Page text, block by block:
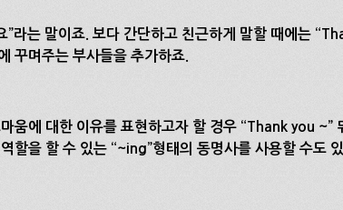
”라는 말이죠. 보다 간단하고 친근하게 말할 때에는
꾸며주는 부사들을 추가하죠.
움에 대한 이유를 표현하고자 할 경우 “Thank you
할을 할 수 있는 “~ing”형태의 동명사를 사용할 수도